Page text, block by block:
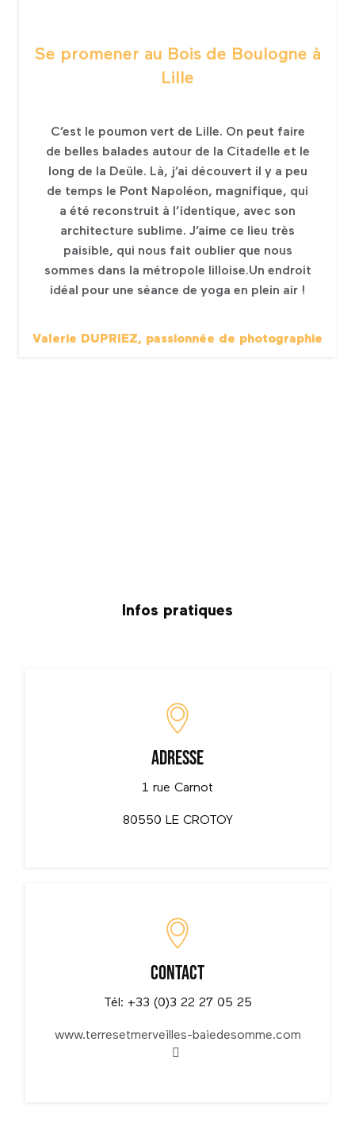
Se promener au Bois de Boulogne à
Lille
C’est le poumon vert de Lille. On peut faire
de belles balades autour de la Citadelle et le
long de la Deûle. Là, j’ai découvert il y a peu
de temps le Pont Napoléon, magnifique, qui
a été reconstruit à l’identique, avec son
architecture sublime. J’aime ce lieu très
paisible, qui nous fait oublier que nous
sommes dans la métropole lilloise.Un endroit
idéal pour une séance de yoga en plein air !
Valerie DUPRIEZ, passionnée de photographie
Infos pratiques
Adresse
1 rue Carnot
80550 LE CROTOY
Contact
Tél: +33 (0)3 22 27 05 25
www.terresetmerveilles-baiedesomme.com